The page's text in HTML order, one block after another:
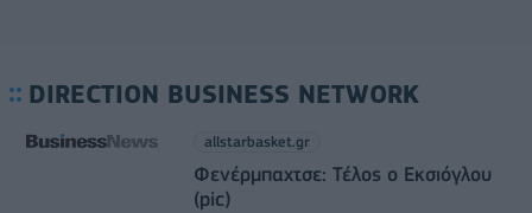
DIRECTION BUSINESS NETWORK
allstarbasket.gr
Φενέρμπαχτσε: Τέλος ο Εκσιόγλου
(pic)